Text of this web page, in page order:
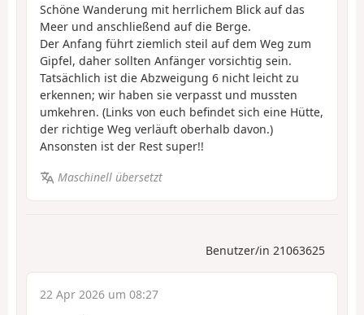
Schöne Wanderung mit herrlichem Blick auf das
Meer und anschließend auf die Berge.
Der Anfang führt ziemlich steil auf dem Weg zum
Gipfel, daher sollten Anfänger vorsichtig sein.
Tatsächlich ist die Abzweigung 6 nicht leicht zu
erkennen; wir haben sie verpasst und mussten
umkehren. (Links von euch befindet sich eine Hütte,
der richtige Weg verläuft oberhalb davon.)
Ansonsten ist der Rest super!!
Maschinell übersetzt
Benutzer/in 21063625
22 Apr 2026 um 08:27